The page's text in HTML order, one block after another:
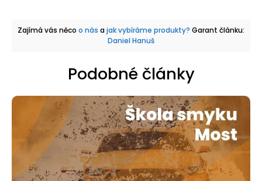
Zajímá vás něco o nás ajak vybíráme produkty? Garant článku:
Daniel Hanuš
Podobné články